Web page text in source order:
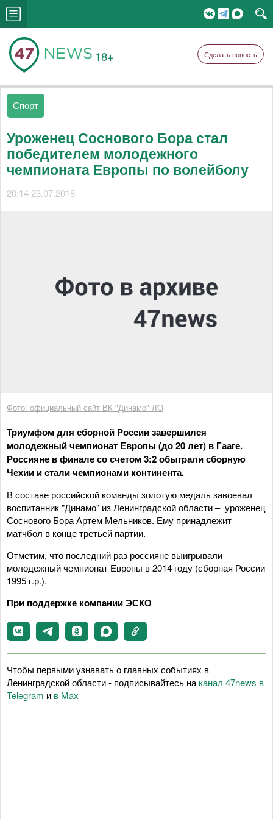
18+ Сделать новость
Спорт
Уроженец Соснового Бора стал
победителем молодежного
чемпионата Европы по волейболу
20:14 23.07.2018
Фото: официальный сайт ВК "Динамо" ЛО
Триумфом для сборной России завершился
молодежный чемпионат Европы (до 20 лет) в Гааге.
Россияне в финале со счетом 3:2 обыграли сборную
Чехии и стали чемпионами континента.
В составе российской команды золотую медаль завоевал
воспитанник "Динамо" из Ленинградской области – уроженец
Соснового Бора Артем Мельников. Ему принадлежит
матчбол в конце третьей партии.
Отметим, что последний раз россияне выигрывали
молодежный чемпионат Европы в 2014 году (сборная России
1995 г.р.).
При поддержке компании ЭСКО
Чтобы первыми узнавать о главных событиях в
Ленинградской области - подписывайтесь на канал 47news в
Telegram и в Maх